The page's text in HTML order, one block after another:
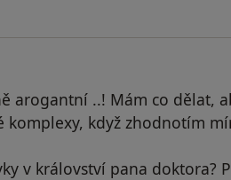
arogantní ..! Mám co dělat,
komplexy, když zhodnotím
v království pana doktora?